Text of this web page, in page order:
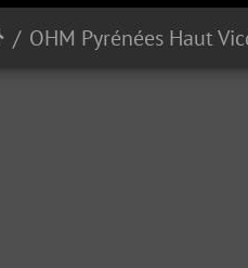
OHM Pyrénées Haut